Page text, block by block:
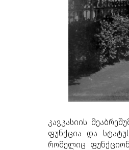
კავკასიის
ფუნქცია და
რომელიც